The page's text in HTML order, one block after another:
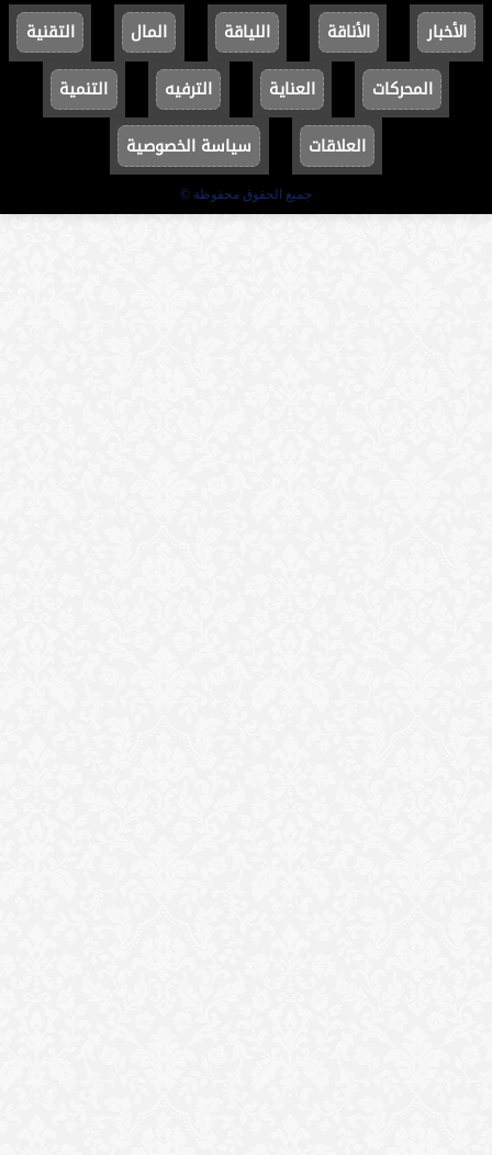
الأخبار الأناقة اللياقة المال
التقنية
المحركات
العناية الترفيه
التنمية
العلاقات
سياسة الخصوصية
جميع الحقوق محفوظة ©